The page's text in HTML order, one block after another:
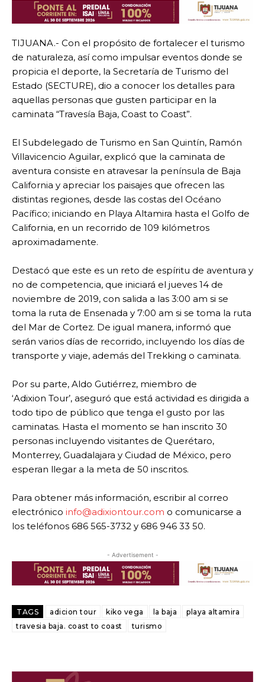
TIJUANA.- Con el propósito de fortalecer el turismo
de naturaleza, así como impulsar eventos donde se
propicia el deporte, la Secretaría de Turismo del
Estado (SECTURE), dio a conocer los detalles para
aquellas personas que gusten participar en la
caminata “Travesía Baja, Coast to Coast”.
El Subdelegado de Turismo en San Quintín, Ramón
Villavicencio Aguilar, explicó que la caminata de
aventura consiste en atravesar la península de Baja
California y apreciar los paisajes que ofrecen las
distintas regiones, desde las costas del Océano
Pacífico; iniciando en Playa Altamira hasta el Golfo de
California, en un recorrido de 109 kilómetros
aproximadamente.
Destacó que este es un reto de espíritu de aventura y
no de competencia, que iniciará el jueves 14 de
noviembre de 2019, con salida a las 3:00 am si se
toma la ruta de Ensenada y 7:00 am si se toma la ruta
del Mar de Cortez. De igual manera, informó que
serán varios días de recorrido, incluyendo los días de
transporte y viaje, además del Trekking o caminata.
Por su parte, Aldo Gutiérrez, miembro de
‘Adixion Tour’, aseguró que está actividad es dirigida a
todo tipo de público que tenga el gusto por las
caminatas. Hasta el momento se han inscrito 30
personas incluyendo visitantes de Querétaro,
Monterrey, Guadalajara y Ciudad de México, pero
esperan llegar a la meta de 50 inscritos.
Para obtener más información, escribir al correo
electrónico info@adixiontour.com o comunicarse a
los teléfonos 686 565-3732 y 686 946 33 50.
- Advertisement -
TAGS adicion tour kiko vega la baja
playa altamira
travesia baja. coast to coast
turismo